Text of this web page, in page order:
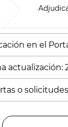
en el
actualización:
o